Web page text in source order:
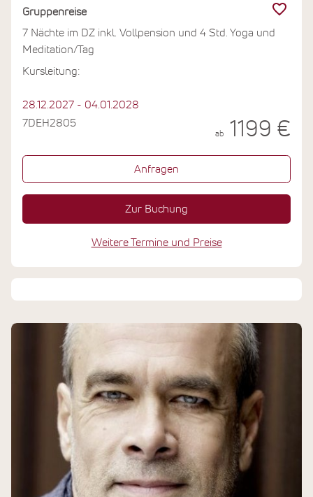
Gruppenreise
7 Nächte im DZ inkl. Vollpension und 4 Std. Yoga und
Meditation/Tag
Kursleitung:
28.12.2027 - 04.01.2028
7DEH2805
ab 1199 €
Anfragen
Zur Buchung
Weitere Termine und Preise